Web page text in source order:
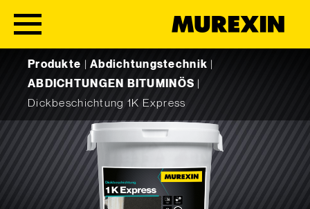
Produkte |Abdichtungstechnik
ABDICHTUNGEN BITUMINÖS
Dickbeschichtung 1K Express